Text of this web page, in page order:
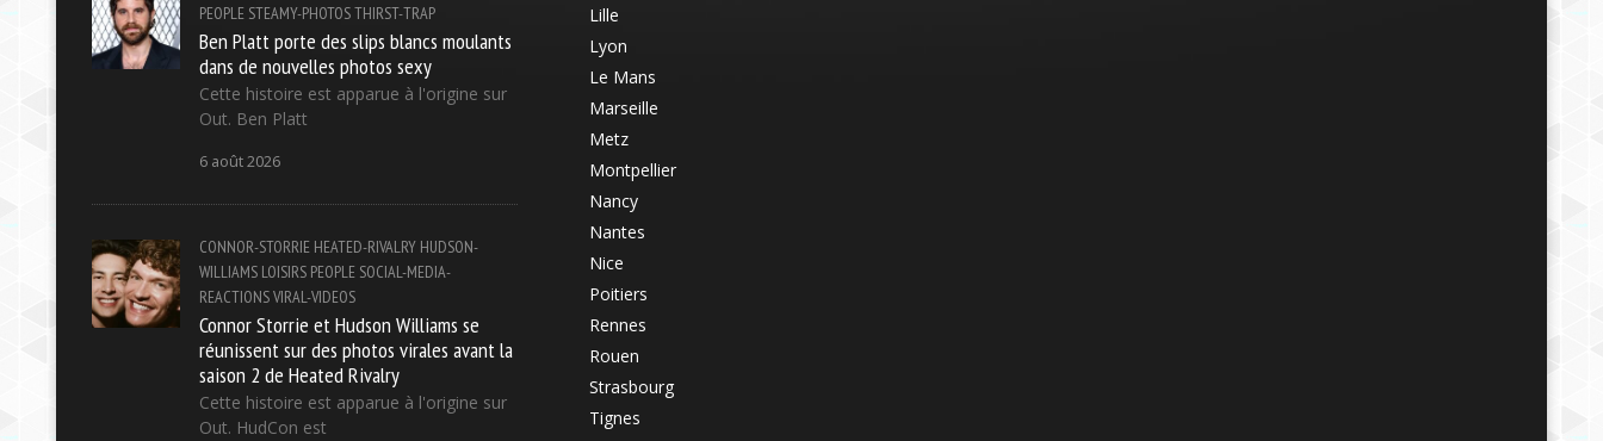
PEOPLE STEAMY-PHOTOSTHIRST-TRAP
Ben Platt porte des slips blancs moulants
dans de nouvelles photos sexy
Cette histoire est apparue à l'origine sur
Out. Ben Platt
6 août 2026
CONNOR-STORRIE HEATED-RIVALRY HUDSON-
WILLIAMS LOISIRS PEOPLE SOCIAL-MEDIA-
REACTIONSVIRAL-VIDEOS
Connor Storrie et Hudson Williams se
réunissent sur des photos virales avant la
saison 2 de Heated Rivalry
Cette histoire est apparue à l'origine sur
Out. HudCon est
Lille
Lyon
Le Mans
Marseille
Metz
Montpellier
Nancy
Nantes
Nice
Poitiers
Rennes
Rouen
Strasbourg
Tignes